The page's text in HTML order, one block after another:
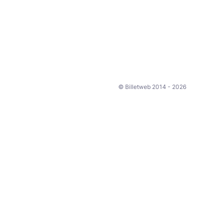
© Billetweb 2014 - 2026